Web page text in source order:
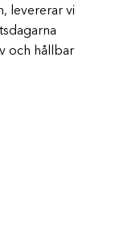
levererar vi
och hållbar